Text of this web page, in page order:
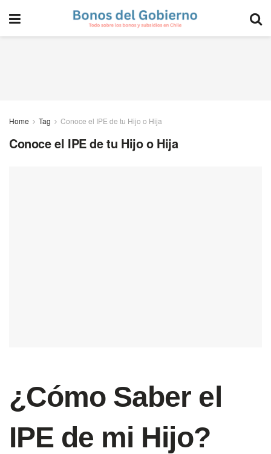
Home Tag Conoce el IPE de tu Hijo o Hija
Conoce el IPE de tu Hijo o Hija
¿Cómo Saber el
IPE de mi Hijo?